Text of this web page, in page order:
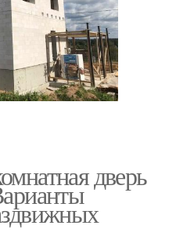
дверь